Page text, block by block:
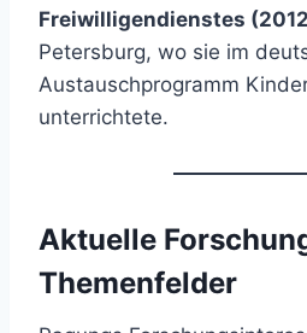
Freiwilligendienstes
Petersburg, wo sie im
Austauschprogramm
unterrichtete.
Aktuelle
Themenfelder